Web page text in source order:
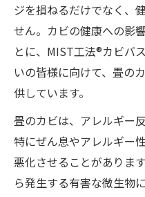
ジを損ねるだけでなく、
せん。カビの健康への影
とに、MIST工法®カビバ
いの皆様に向けて、畳の
供しています。
畳のカビは、アレルギー
特にぜん息やアレルギー
悪化させることがありま
ら発生する有害な微生物